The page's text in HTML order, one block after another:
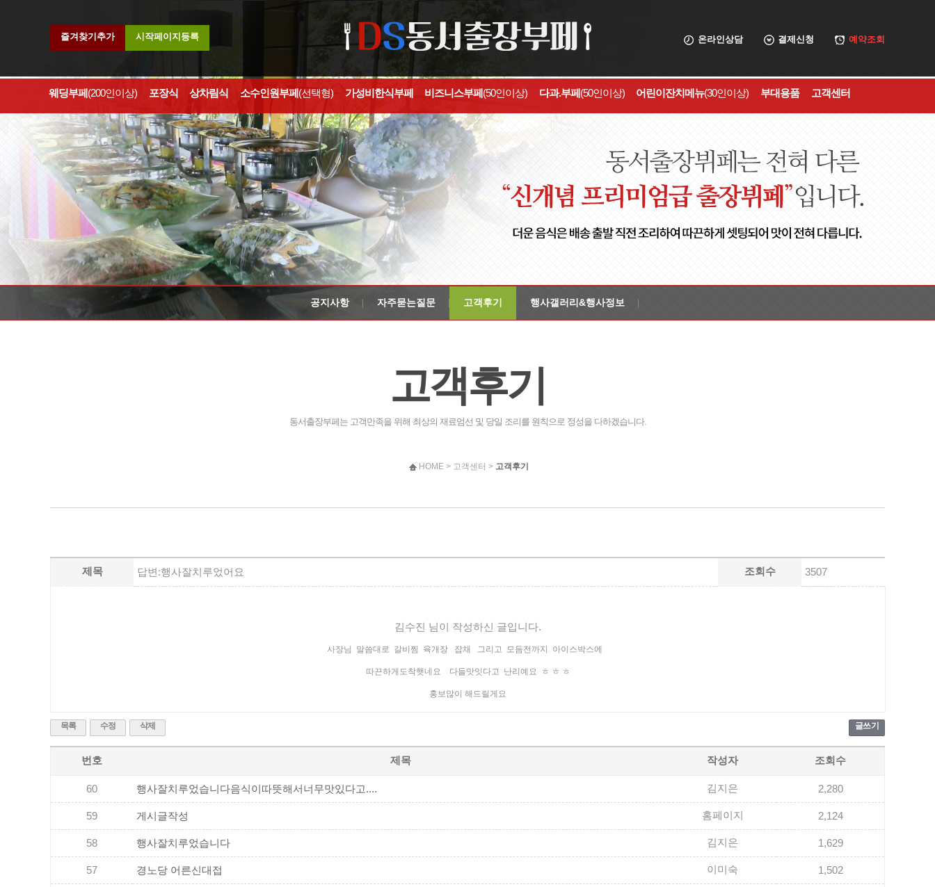
즐겨찾기추가 시작페이지등록 온라인상담 결제신청 예약조회
웨딩부페(200인이상) 포장식 상차림식 소수인원부페(선택형) 가성비한식부페 비즈니스부페(50인이상) 다과.부페(50인이상) 어린이잔치메뉴(30인이상) 부대용품 고객센터
공지사항 자주묻는질문 고객후기 행사갤러리&행사정보
고객후기
동서출장부페는 고객만족을 위해 최상의 재료엄선 및 당일 조리를 원칙으로 정성을 다하겠습니다.
HOME > 고객센터 > 고객후기
제목 답변:행사잘치루었어요 조회수 3507
김수진 님이 작성하신 글입니다.
사장님 말씀대로 갈비찜 육개장 잡채 그리고 모듬전까지 아이스박스에
따끈하게도착햇네요 다들맛잇다고 난리예요 ㅎ ㅎ ㅎ
홍보많이 해드릴게요
목록 수정 삭제 글쓰기
번호 제목 작성자 조회수
60 행사잘치루었습니다음식이따뜻해서너무맛있다고.... 김지은 2,280
59 게시글작성 홈페이지 2,124
58 행사잘치루었습니다 김지은 1,629
57 경노당 어른신대접 이미숙 1,502